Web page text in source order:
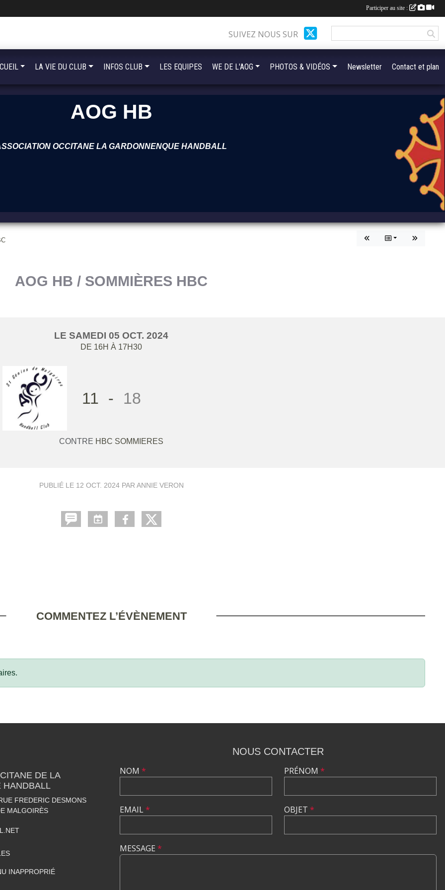
AOG HB
OCCITANE LA GARDONNENQUE HANDBALL
AOG HB / SOMMIÈRES HBC
LE SAMEDI 05 OCT. 2024
DE 16H À 17H30
11 - 18
CONTRE HBC SOMMIERES
PUBLIÉ LE 12 OCT. 2024PAR ANNIE VERON
COMMENTEZ L’ÉVÈNEMENT
SUIVEZ NOUS SUR
LA VIE DU CLUB INFOS CLUB LES EQUIPES WE DE L'AOG PHOTOS & VIDÉOS Newsletter Contact et plan
DE LA
HANDBALL
FREDERIC DESMONS
MALGOIRÈS
INAPPROPRIÉ
NOUS CONTACTER
NOM *
EMAIL*
PRÉNOM *
OBJET *
MESSAGE *
Participer au site :